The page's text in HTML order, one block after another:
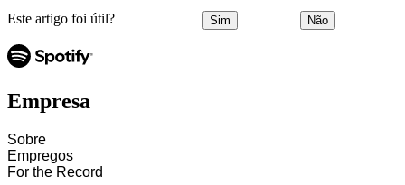
Este artigo foi útil? Sim Não
Empresa
Sobre
Empregos
For the Record